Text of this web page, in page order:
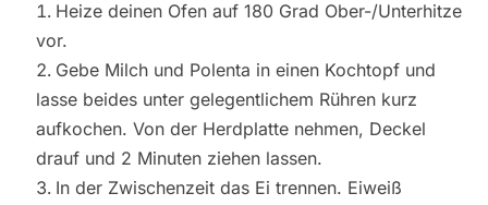
Heize deinen Ofen auf 180 Grad Ober-/Unterhitze
vor.
Gebe Milch und Polenta in einen Kochtopf und
lasse beides unter gelegentlichem Rühren kurz
aufkochen. Von der Herdplatte nehmen, Deckel
drauf und 2 Minuten ziehen lassen.
In der Zwischenzeit das Ei trennen. Eiweiß